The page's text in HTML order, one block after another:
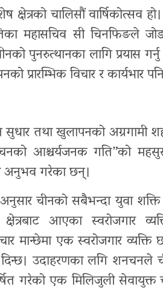
चालिसौं वार्षिकोत्सव
महासचिव सी चिनफिङले
पुनरुत्थानका लागि प्रयास गर्नु
प्रारम्भिक विचार र कार्यभार
तथा खुलापनको अग्रगामी
आश्चर्यजनक गति”को
अनुभव गरेका छन्।
अनुसार चीनको सबैभन्दा युवा
आएका स्वरोजगार
मान्छेमा एक स्वरोजगार
उदाहरणका लगि शनचनले
गरेको एक मिलिजुली सेवायुक्त